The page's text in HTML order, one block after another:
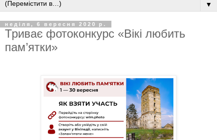
▼
неділя, 6 вересня 2020 р.
Триває фотоконкурс «Вікі любить
пам’ятки»